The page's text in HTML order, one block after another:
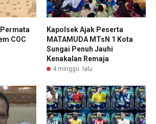
COC
Kapolsek Ajak Peserta
MATAMUDA MTsN 1 Kota
Sungai Penuh Jauhi
Kenakalan Remaja
4 minggu lalu